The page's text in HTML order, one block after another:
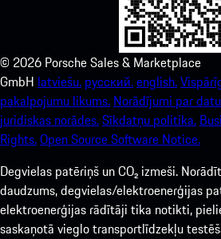
© 2026 Porsche Sales & Marketplace
GmbH latviešu. русский.english.
pakalpojumu likums. Norādījumi par
juridiskas norādes.Sīkdatņu politika.
Rights.Open Source Software Notice.
Degvielas patēriņš un CO₂ izmeši.
daudzums, degvielas/elektroenerģijas
elektroenerģijas rādītāji tika notikti,
saskaņotā vieglo transportlīdzekļu